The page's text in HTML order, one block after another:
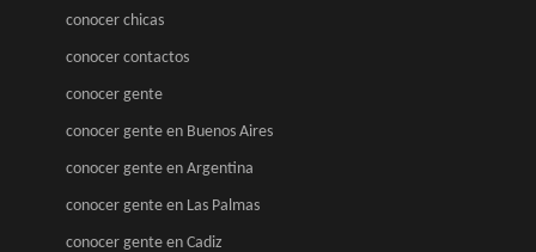
conocer chicas
conocer contactos
conocer gente
conocer gente en Buenos Aires
conocer gente en Argentina
conocer gente en Las Palmas
conocer gente en Cadiz